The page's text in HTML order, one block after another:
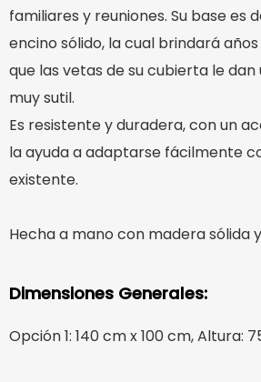
familiares y reuniones. Su base es
encino sólido, la cual brindará
que las vetas de su cubierta le
muy sutil.
Es resistente y duradera, con un
la ayuda a adaptarse fácilmente
existente.
Hecha a mano con madera sólida
Dimensiones Generales:
Opción 1: 140 cm x 100 cm, Altura: